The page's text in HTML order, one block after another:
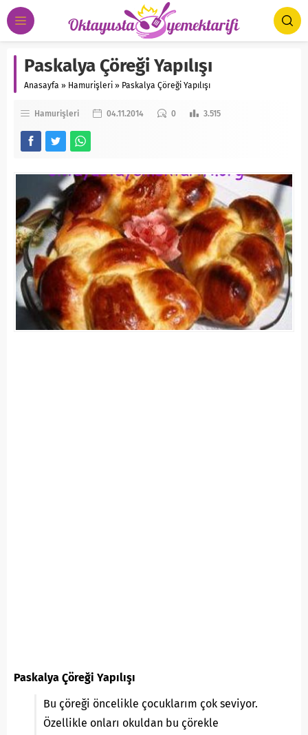
Paskalya Çöreği Yapılışı
Anasayfa » Hamurişleri » Paskalya Çöreği Yapılışı
Hamurişleri 04.11.2014 0 3.515
Paskalya Çöreği Yapılışı
Bu çöreği öncelikle çocuklarım çok seviyor.
Özellikle onları okuldan bu çörekle